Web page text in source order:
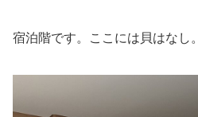
宿泊階です。ここには貝はなし。